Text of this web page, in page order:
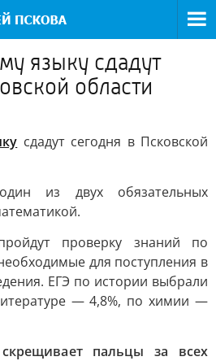
языку сдадут
области
сдадут сегодня в Псковской
из двух обязательных
проверку знаний по
для поступления в
ЕГЭ по истории выбрали
— 4,8%, по химии —
пальцы за всех